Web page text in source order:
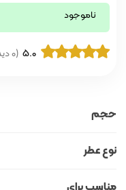
حجم
نوع عطر
ناموجود
5.0 (0 دیدگاه)